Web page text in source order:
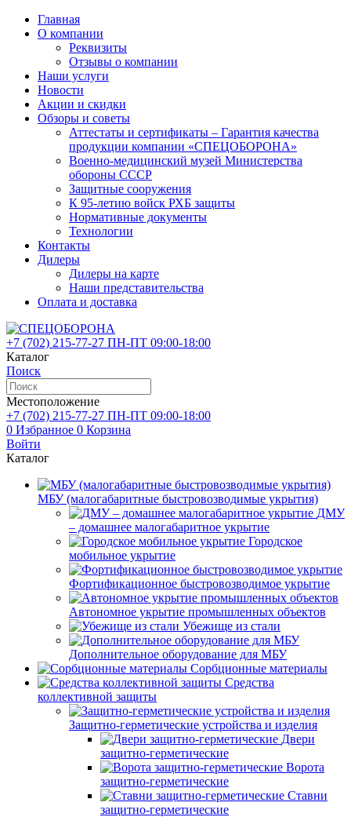
Главная
О компании
Реквизиты
Отзывы о компании
Наши услуги
Новости
Акции и скидки
Обзоры и советы
Аттестаты и сертификаты – Гарантия качества
продукции компании «СПЕЦОБОРОНА»
Военно-медицинский музей Министерства
обороны СССР
Защитные сооружения
К 95-летию войск РХБ защиты
Нормативные документы
Технологии
Контакты
Дилеры
Дилеры на карте
Наши представительства
Оплата и доставка
+7 (702) 215-77-27 ПН-ПТ 09:00-18:00
Каталог
Поиск
Местоположение
+7 (702) 215-77-27 ПН-ПТ 09:00-18:00
0 Избранное 0 Корзина
Войти
Каталог
МБУ (малогабаритные быстровозводимые укрытия)
ДМУ
– домашнее малогабаритное укрытие
Городское
мобильное укрытие
Фортификационное быстровозводимое укрытие
Автономное укрытие промышленных объектов
Убежище из стали
Дополнительное оборудование для МБУ
Сорбционные материалы
Средства
коллективной защиты
Защитно-герметические устройства и изделия
Двери
защитно-герметические
Ворота
защитно-герметические
Ставни
защитно-герметические